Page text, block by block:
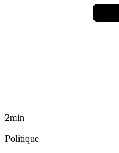
2min
Politique